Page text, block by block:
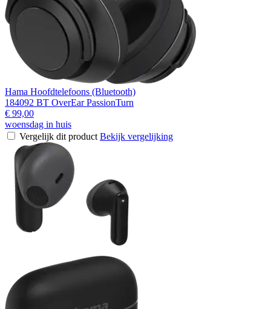
Hama Hoofdtelefoons (Bluetooth)
184092 BT OverEar PassionTurn
€ 99,00
woensdag in huis
Vergelijk dit product Bekijk vergelijking